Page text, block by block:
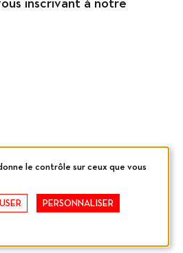
inscrivant à notre
le contrôle sur ceux que vous
PERSONNALISER